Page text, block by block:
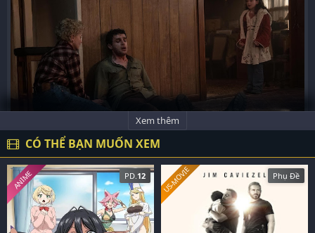
Xem thêm
CÓ THỂ BẠN MUỐN XEM
PD. 12
ANIME Phụ Đề
US-MOVIE